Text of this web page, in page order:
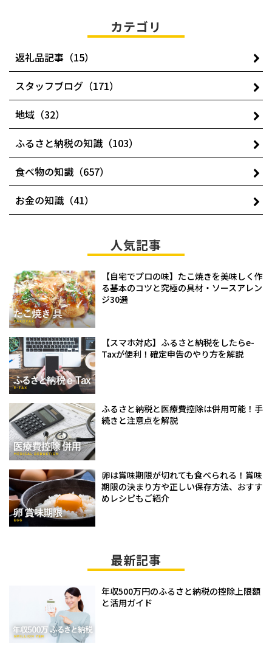
カテゴリ
返礼品記事（15）
スタッフブログ（171）
地域（32）
ふるさと納税の知識（103）
食べ物の知識（657）
お金の知識（41）
人気記事
【自宅でプロの味】たこ焼きを美味しく作
る基本のコツと究極の具材・ソースアレン
ジ30選
【スマホ対応】ふるさと納税をしたらe-
Taxが便利！確定申告のやり方を解説
ふるさと納税と医療費控除は併用可能！手
続きと注意点を解説
卵は賞味期限が切れても食べられる！賞味
期限の決まり方や正しい保存方法、おすす
めレシピもご紹介
最新記事
年収500万円のふるさと納税の控除上限額
と活用ガイド